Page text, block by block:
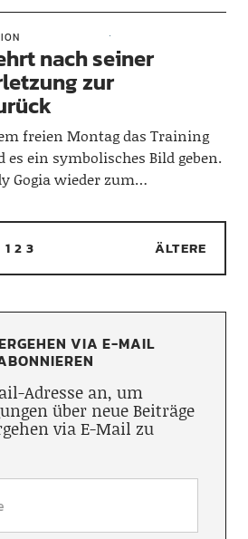
nach seiner
zur
freien Montag das Training
ein symbolisches Bild geben.
Gogia wieder zum…
1 2 3 ÄLTERE
VIA E-MAIL
Adresse an, um
über neue Beiträge
via E-Mail zu